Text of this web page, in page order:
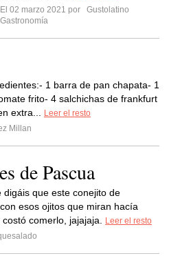
El 02 marzo 2021 por
Gustolatino
Gastronomía
1 barra de pan chapata- 1
frito- 4 salchichas de frankfurt
extra...
Leer el resto
Millan
de Pascua
digáis que este conejito de
esos ojitos que miran hacía
comerlo, jajajaja.
Leer el resto